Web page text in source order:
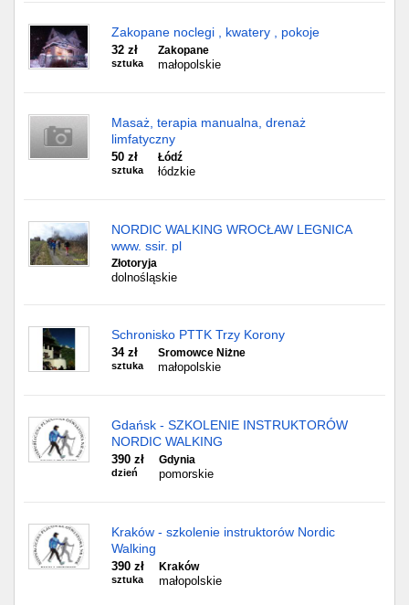
Zakopane noclegi , kwatery , pokoje
32 zł
sztuka
Zakopane
małopolskie
Masaż, terapia manualna, drenaż
limfatyczny
50 zł
sztuka
Łódź
łódzkie
NORDIC WALKING WROCŁAW LEGNICA
www. ssir. pl
Złotoryja
dolnośląskie
Schronisko PTTK Trzy Korony
34 zł
sztuka
Sromowce Niżne
małopolskie
Gdańsk - SZKOLENIE INSTRUKTORÓW
NORDIC WALKING
390 zł
dzień
Gdynia
pomorskie
Kraków - szkolenie instruktorów Nordic
Walking
390 zł
sztuka
Kraków
małopolskie